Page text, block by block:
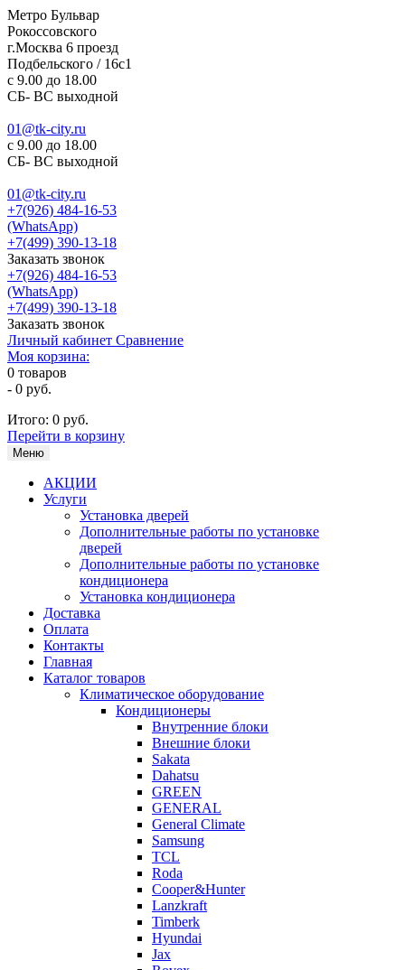
Метро Бульвар
Рокоссовского
г.Москва 6 проезд
Подбельского / 16с1
c 9.00 до 18.00
СБ- ВС выходной
01@tk-city.ru
c 9.00 до 18.00
СБ- ВС выходной
01@tk-city.ru
+7(926) 484-16-53
(WhatsApp)
+7(499) 390-13-18
Заказать звонок
+7(926) 484-16-53
(WhatsApp)
+7(499) 390-13-18
Заказать звонок
Личный кабинет Сравнение
Моя корзина:
0 товаров
- 0 руб.
Итого: 0 руб.
Перейти в корзину
Меню
АКЦИИ
Услуги
Установка дверей
Дополнительные работы по установке
дверей
Дополнительные работы по установке
кондиционера
Установка кондиционера
Доставка
Оплата
Контакты
Главная
Каталог товаров
Климатическое оборудование
Кондиционеры
Внутренние блоки
Внешние блоки
Sakata
Dahatsu
GREEN
GENERAL
General Climate
Samsung
TCL
Roda
Cooper&Hunter
Lanzkraft
Timberk
Hyundai
Jax